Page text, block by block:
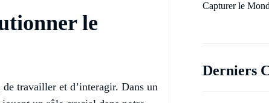
le
travailler et d’interagir. Dans un
Capturer le
Derniers